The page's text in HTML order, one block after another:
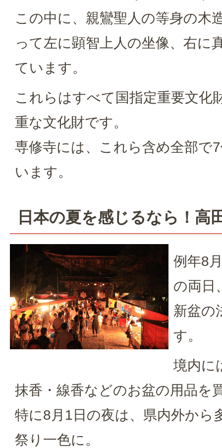
この中に、親鸞聖人の等身の木
って左に顕智上人の坐像、右に
ています。
これらはすべて国指定重要文化
重な文化財です。
専修寺には、これら含め全部で
います。
日本の夏を感じるなら！高
例年8
の両日
新盆の
す。
境内に
抹香・線香などのお盆の用品を
特に8月1日の夜は、県内外から
祭り一色に。